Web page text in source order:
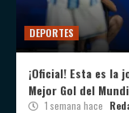
DEPORTES
¡Oficial! Esta es la
Mejor Gol del
1 semana hace